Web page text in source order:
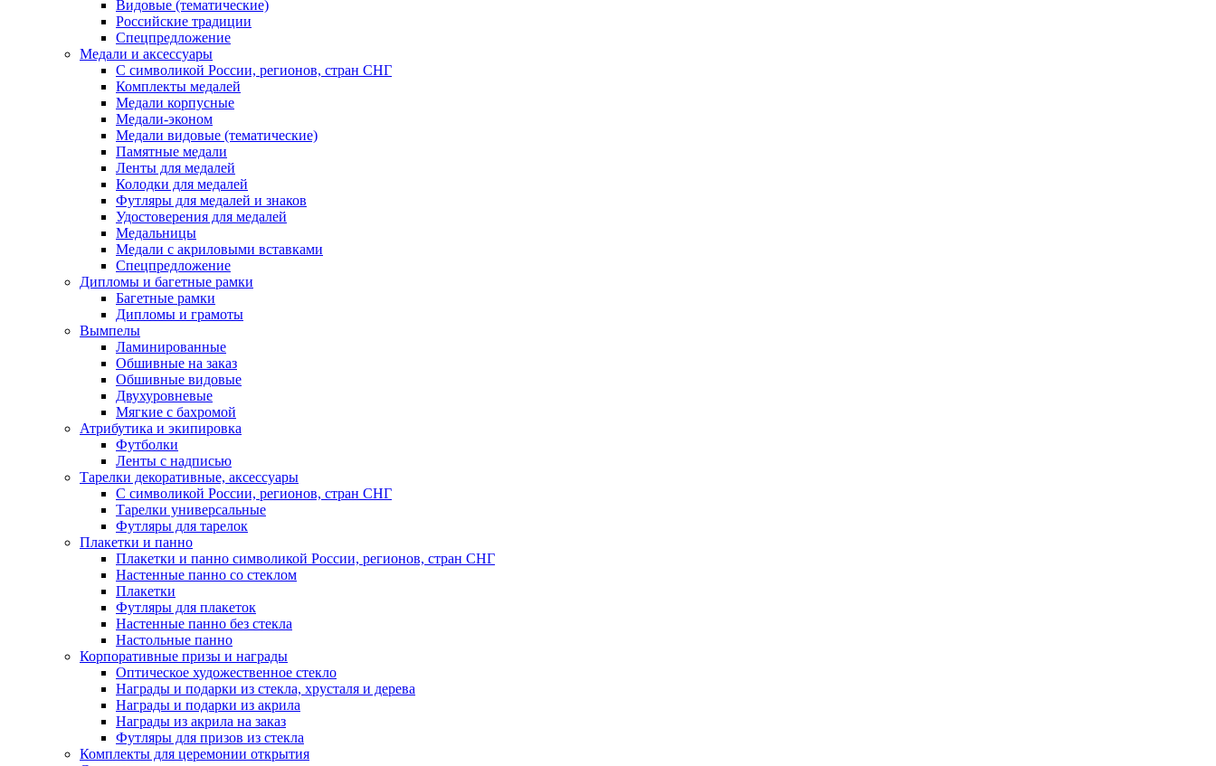
Видовые (тематические)
Российские традиции
Спецпредложение
Медали и аксессуары
С символикой России, регионов, стран СНГ
Комплекты медалей
Медали корпусные
Медали-эконом
Медали видовые (тематические)
Памятные медали
Ленты для медалей
Колодки для медалей
Футляры для медалей и знаков
Удостоверения для медалей
Медальницы
Медали с акриловыми вставками
Спецпредложение
Дипломы и багетные рамки
Багетные рамки
Дипломы и грамоты
Вымпелы
Ламинированные
Обшивные на заказ
Обшивные видовые
Двухуровневые
Мягкие с бахромой
Атрибутика и экипировка
Футболки
Ленты с надписью
Тарелки декоративные, аксессуары
С символикой России, регионов, стран СНГ
Тарелки универсальные
Футляры для тарелок
Плакетки и панно
Плакетки и панно символикой России, регионов, стран СНГ
Настенные панно со стеклом
Плакетки
Футляры для плакеток
Настенные панно без стекла
Настольные панно
Корпоративные призы и награды
Оптическое художественное стекло
Награды и подарки из стекла, хрусталя и дерева
Награды и подарки из акрила
Награды из акрила на заказ
Футляры для призов из стекла
Комплекты для церемонии открытия